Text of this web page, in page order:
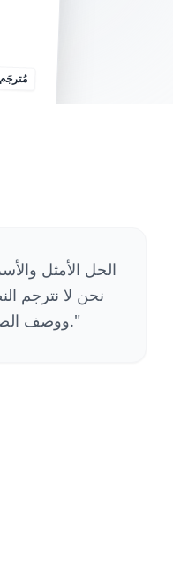
مُترجَم
الحل الأمثل
البيانات الوصفية الأساسية لتحسين SEO ووصف الصور، مع حماية كاملة لعناصر الكود من أي تغيير."